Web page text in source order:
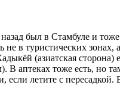
был в Стамбуле и
не в туристических
(азиатская
В аптеках тоже есть, но
если летите с